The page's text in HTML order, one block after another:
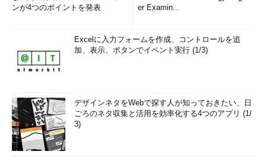
ンが4つのポイントを発表
er Examin...
Excelに入力フォームを作成、コントロールを追
加、表示、ボタンでイベント実行 (1/3)
デザインネタをWebで探す人が知っておきたい、日
ごろのネタ収集と活用を効率化する4つのアプリ (1/
3)